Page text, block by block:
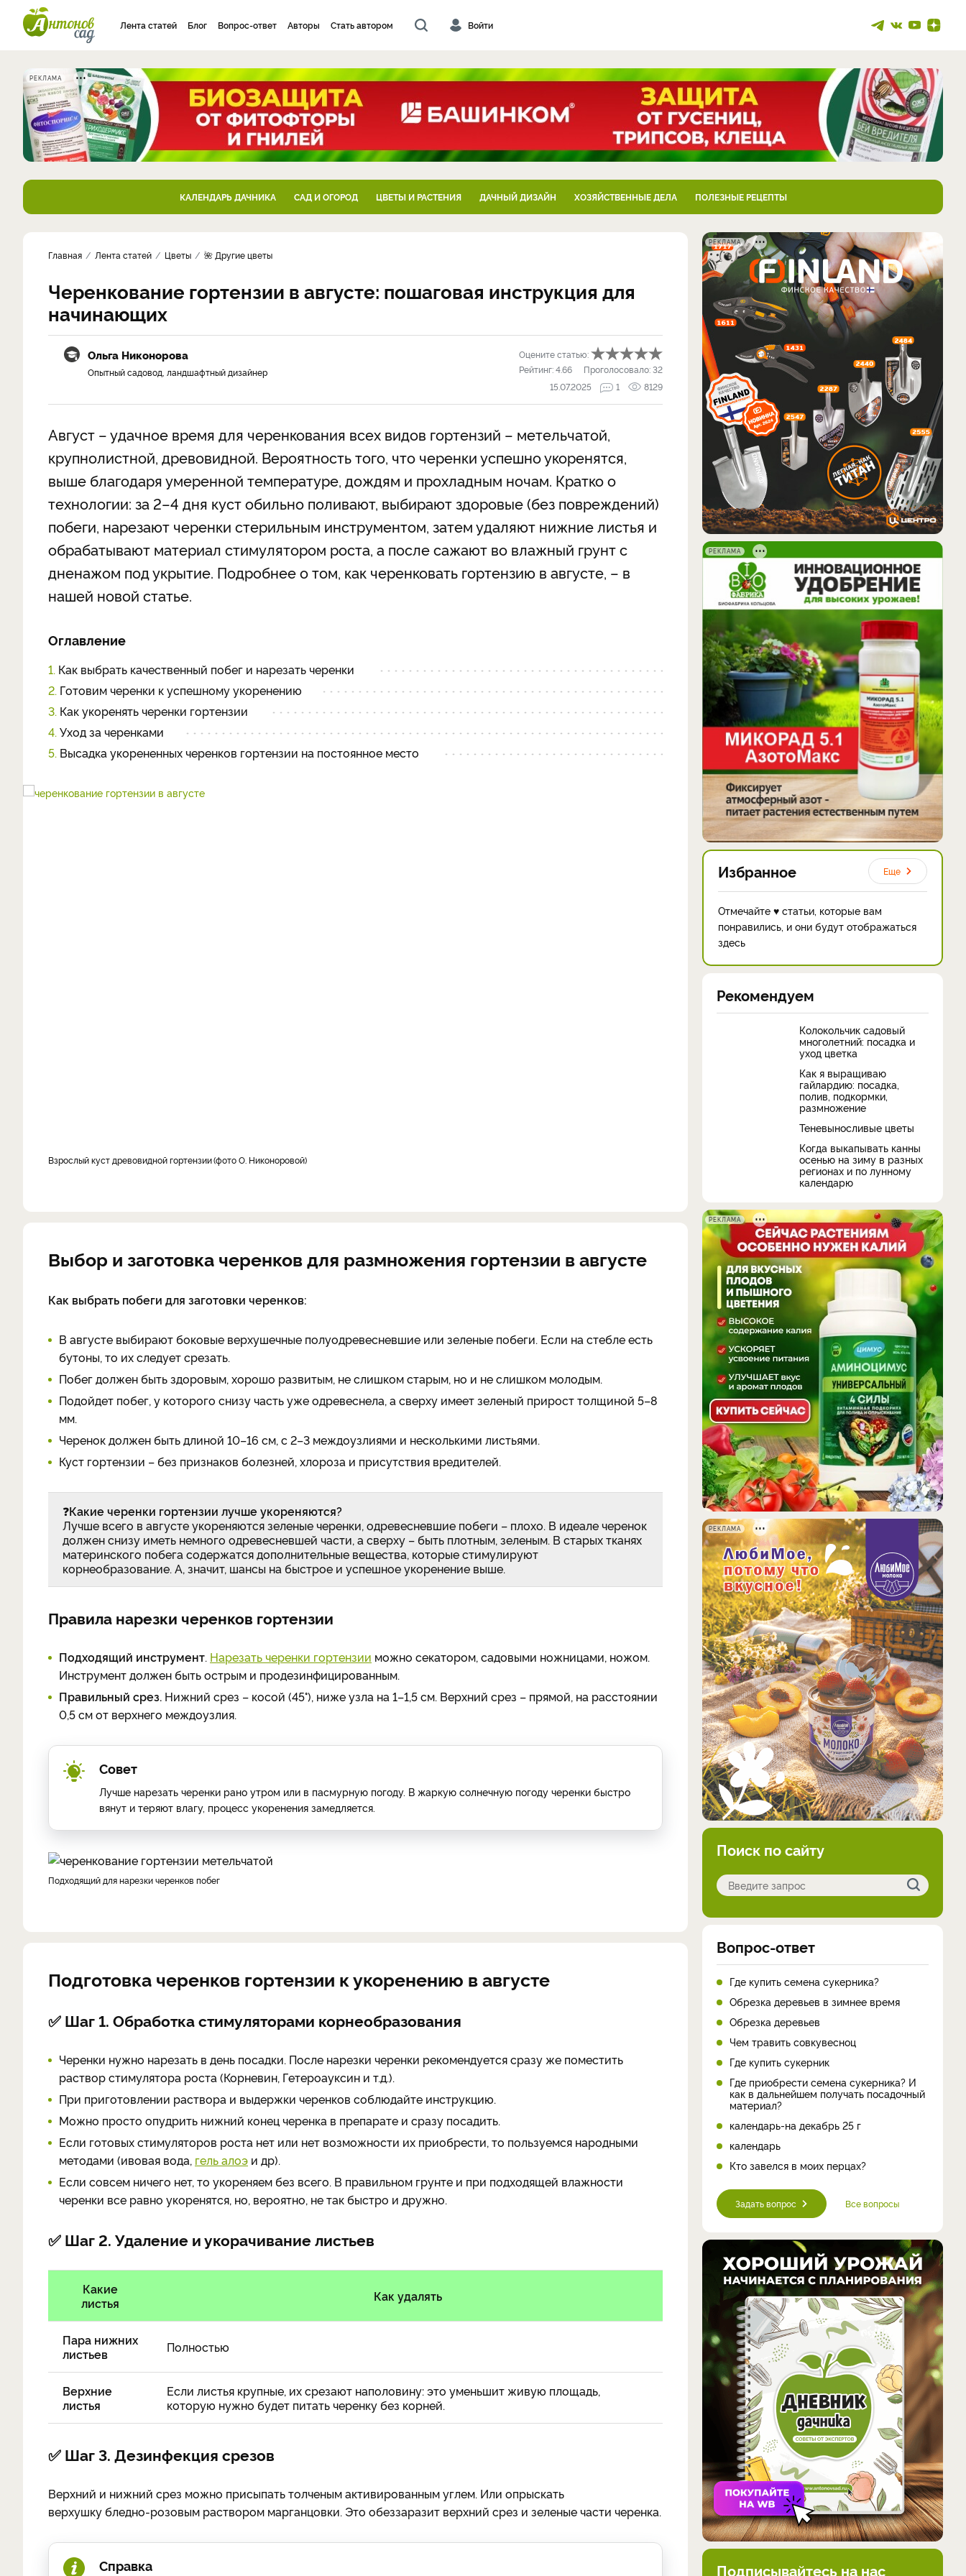
Лента статей Блог Вопрос-ответ Авторы Стать автором Войти
РЕКЛАМА
КАЛЕНДАРЬ ДАЧНИКА САД И ОГОРОД ЦВЕТЫ И РАСТЕНИЯ ДАЧНЫЙ ДИЗАЙН ХОЗЯЙСТВЕННЫЕ ДЕЛА ПОЛЕЗНЫЕ РЕЦЕПТЫ
Главная Лента статей Цветы 🌺 Другие цветы
Черенкование гортензии в августе: пошаговая инструкция для
начинающих
Ольга Никонорова
Опытный садовод, ландшафтный дизайнер
Оцените статью:
Рейтинг:4.66 Проголосовало:32
15.07.2025
1 8129
Август – удачное время для черенкования всех видов гортензий – метельчатой,
крупнолистной, древовидной. Вероятность того, что черенки успешно укоренятся,
выше благодаря умеренной температуре, дождям и прохладным ночам. Кратко о
технологии: за 2–4 дня куст обильно поливают, выбирают здоровые (без повреждений)
побеги, нарезают черенки стерильным инструментом, затем удаляют нижние листья и
обрабатывают материал стимулятором роста, а после сажают во влажный грунт с
дненажом под укрытие. Подробнее о том, как черенковать гортензию в августе, – в
нашей новой статье.
Оглавление
1. Как выбрать качественный побег и нарезать черенки
2. Готовим черенки к успешному укоренению
3. Как укоренять черенки гортензии
4. Уход за черенками
5. Высадка укорененных черенков гортензии на постоянное место
Взрослый куст древовидной гортензии фото О. Никоноровой
Выбор и заготовка черенков для размножения гортензии в августе
Как выбрать побеги для заготовки черенков:
В августе выбирают боковые верхушечные полуодревесневшие или зеленые побеги. Если на стебле есть
бутоны, то их следует срезать.
Побег должен быть здоровым, хорошо развитым, не слишком старым, но и не слишком молодым.
Подойдет побег, у которого снизу часть уже одревеснела, а сверху имеет зеленый прирост толщиной 5–8
мм.
Черенок должен быть длиной 10–16 см, с 2–3 междоузлиями и несколькими листьями.
Куст гортензии – без признаков болезней, хлороза и присутствия вредителей.
❓Какие черенки гортензии лучше укореняются?
Лучше всего в августе укореняются зеленые черенки, одревесневшие побеги – плохо. В идеале черенок
должен снизу иметь немного одревесневшей части, а сверху – быть плотным, зеленым. В старых тканях
материнского побега содержатся дополнительные вещества, которые стимулируют
корнеобразование. А, значит, шансы на быстрое и успешное укоренение выше.
Правила нарезки черенков гортензии
Подходящий инструмент. Нарезать черенки гортензии можно секатором, садовыми ножницами, ножом.
Инструмент должен быть острым и продезинфицированным.
Правильный срез. Нижний срез – косой (45°), ниже узла на 1–1,5 см. Верхний срез – прямой, на расстоянии
0,5 см от верхнего междоузлия.
Совет
Лучше нарезать черенки рано утром или в пасмурную погоду. В жаркую солнечную погоду черенки быстро
вянут и теряют влагу, процесс укоренения замедляется.
Подходящий для нарезки черенков побег
Подготовка черенков гортензии к укоренению в августе
✅ Шаг 1. Обработка стимуляторами корнеобразования
Черенки нужно нарезать в день посадки. После нарезки черенки рекомендуется сразу же поместить
раствор стимулятора роста (Корневин, Гетероауксин и т.д.).
При приготовлении раствора и выдержки черенков соблюдайте инструкцию.
Можно просто опудрить нижний конец черенка в препарате и сразу посадить.
Если готовых стимуляторов роста нет или нет возможности их приобрести, то пользуемся народными
методами (ивовая вода, гель алоэ и др).
Если совсем ничего нет, то укореняем без всего. В правильном грунте и при подходящей влажности
черенки все равно укоренятся, но, вероятно, не так быстро и дружно.
✅ Шаг 2. Удаление и укорачивание листьев
Какие
листья
Как удалять
Пара нижних
листьев
Полностью
Верхние
листья
Если листья крупные, их срезают наполовину: это уменьшит живую площадь,
которую нужно будет питать черенку без корней.
✅ Шаг 3. Дезинфекция срезов
Верхний и нижний срез можно присыпать толченым активированным углем. Или опрыскать
верхушку бледно-розовым раствором марганцовки. Это обеззаразит верхний срез и зеленые части черенка.
Справка
РЕКЛАМА
РЕКЛАМА
Избранное Еще
Отмечайте ♥ статьи, которые вам
понравились, и они будут отображаться
здесь
Рекомендуем
Колокольчик садовый
многолетний: посадка и
уход цветка
Как я выращиваю
гайлардию: посадка,
полив, подкормки,
размножение
Теневыносливые цветы
Когда выкапывать канны
осенью на зиму в разных
регионах и по лунному
календарю
РЕКЛАМА
РЕКЛАМА
Поиск по сайту
Вопрос-ответ
Где купить семена сукерника?
Обрезка деревьев в зимнее время
Обрезка деревьев
Чем травить совкувесноц
Где купить сукерник
Где приобрести семена сукерника? И
как в дальнейшем получать посадочный
материал?
календарь-на декабрь 25 г
календарь
Кто завелся в моих перцах?
Задать вопрос Все вопросы
Подписывайтесь на нас